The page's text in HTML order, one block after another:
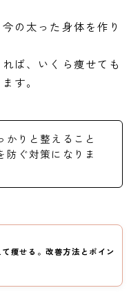
の太った身体を作り
ば、いくら痩せても
す。
かりと整えること
防ぐ対策になりま
痩せる。改善方法とポイン